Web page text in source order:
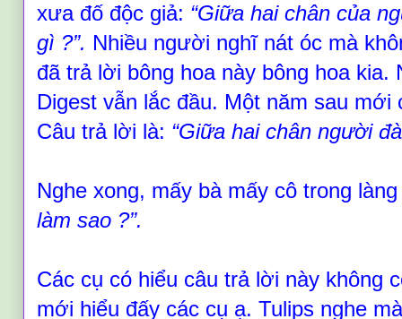
xưa đố độc giả: “Giữa hai chân của
gì ?”. Nhiều người nghĩ nát óc mà
đã trả lời bông hoa này bông hoa kia.
Digest vẫn lắc đầu. Một năm sau
Câu trả lời là: “Giữa hai chân người
Nghe xong, mấy bà mấy cô trong
làm sao ?”.
Các cụ có hiểu câu trả lời này không
mới hiểu đấy các cụ ạ. Tulips nghe